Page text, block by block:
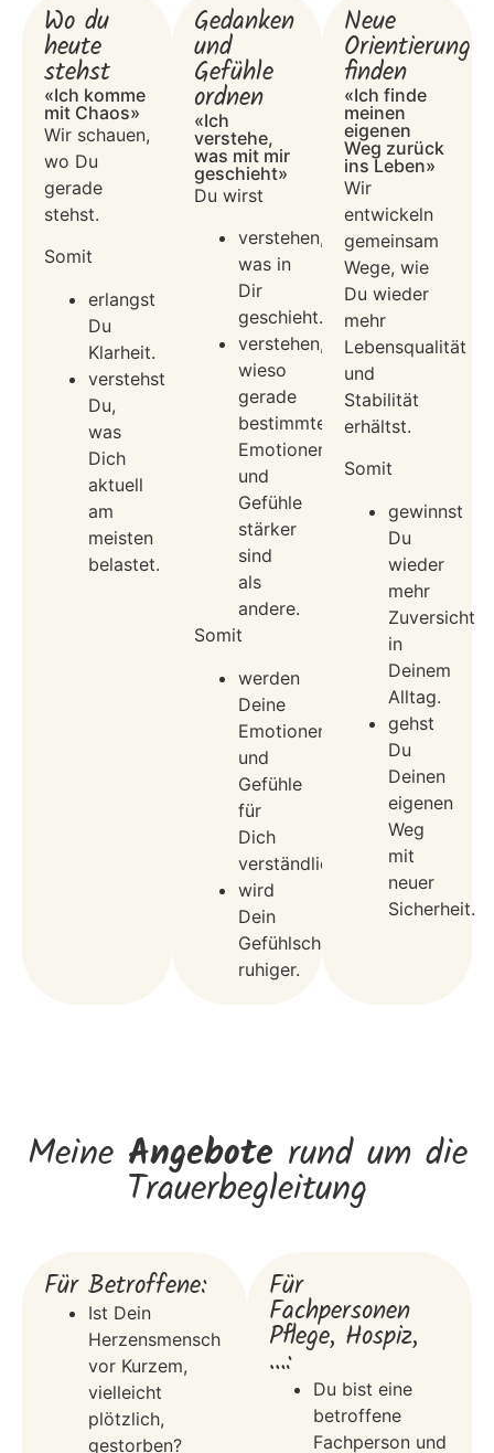
Wo du
heute
stehst
«Ich komme
mit Chaos»
Wir schauen,
wo Du
gerade
stehst.
Somit
erlangst
Du
Klarheit.
verstehst
Du,
was
Dich
aktuell
am
meisten
belastet.
Gedanken
und
Gefühle
ordnen
«Ich
verstehe,
was mit mir
geschieht»
Du wirst
verstehen,
was in
Dir
geschieht.
verstehen,
wieso
gerade
bestimmte
Emotionen
und
Gefühle
stärker
sind
als
andere.
Somit
werden
Deine
Emotionen
und
Gefühle
für
Dich
verständlicher.
wird
Dein
Gefühlschaos
ruhiger.
Neue
Orientierung
finden
«Ich finde
meinen
eigenen
Weg zurück
ins Leben»
Wir
entwickeln
gemeinsam
Wege, wie
Du wieder
mehr
Lebensqualität
und
Stabilität
erhältst.
Somit
gewinnst
Du
wieder
mehr
Zuversicht
in
Deinem
Alltag.
gehst
Du
Deinen
eigenen
Weg
mit
neuer
Sicherheit.
Meine Angebote rund um die
Trauerbegleitung
Für Betroffene:
Ist Dein
Herzensmensch
vor Kurzem,
vielleicht
plötzlich,
gestorben?
Für
Fachpersonen
Pflege, Hospiz,
…:
Du bist eine
betroffene
Fachperson und